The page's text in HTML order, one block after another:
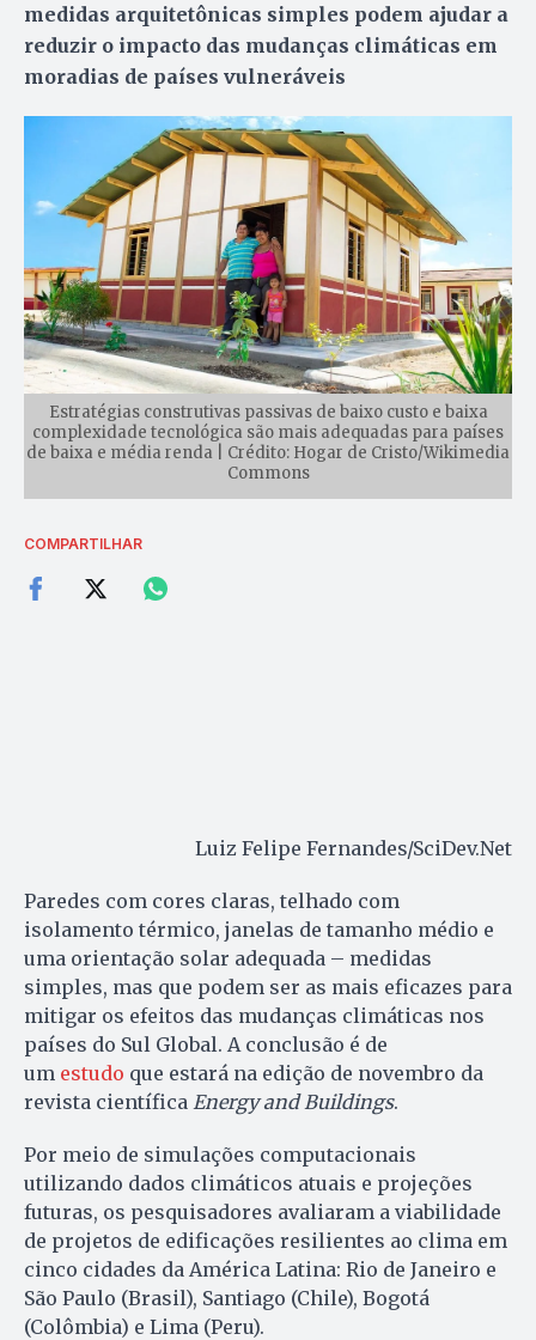
medidas arquitetônicas simples podem ajudar a
reduzir o impacto das mudanças climáticas em
moradias de países vulneráveis
Estratégias construtivas passivas de baixo custo e baixa
complexidade tecnológica são mais adequadas para países
de baixa e média renda | Crédito: Hogar de Cristo/Wikimedia
Commons
COMPARTILHAR
Luiz Felipe Fernandes/SciDev.Net
Paredes com cores claras, telhado com
isolamento térmico, janelas de tamanho médio e
uma orientação solar adequada – medidas
simples, mas que podem ser as mais eficazes para
mitigar os efeitos das mudanças climáticas nos
países do Sul Global. A conclusão é de
um estudo que estará na edição de novembro da
revista científica Energy and Buildings.
Por meio de simulações computacionais
utilizando dados climáticos atuais e projeções
futuras, os pesquisadores avaliaram a viabilidade
de projetos de edificações resilientes ao clima em
cinco cidades da América Latina: Rio de Janeiro e
São Paulo (Brasil), Santiago (Chile), Bogotá
(Colômbia) e Lima (Peru).